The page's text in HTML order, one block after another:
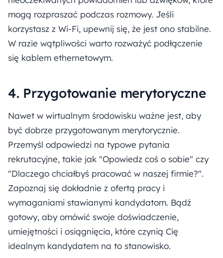
mogą rozpraszać podczas rozmowy. Jeśli
korzystasz z Wi-Fi, upewnij się, że jest ono stabilne.
W razie wątpliwości warto rozważyć podłączenie
się kablem ethernetowym.
4. Przygotowanie merytoryczne
Nawet w wirtualnym środowisku ważne jest, aby
być dobrze przygotowanym merytorycznie.
Przemyśl odpowiedzi na typowe pytania
rekrutacyjne, takie jak "Opowiedz coś o sobie" czy
"Dlaczego chciałbyś pracować w naszej firmie?".
Zapoznaj się dokładnie z ofertą pracy i
wymaganiami stawianymi kandydatom. Bądź
gotowy, aby omówić swoje doświadczenie,
umiejętności i osiągnięcia, które czynią Cię
idealnym kandydatem na to stanowisko.